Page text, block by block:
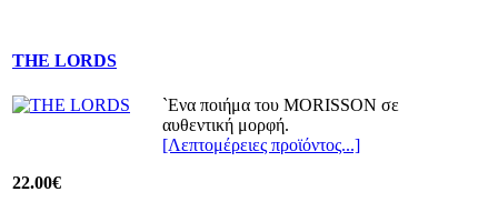
THE LORDS
`Ενα ποιήμα του MORISSON σε
αυθεντική μορφή.
[Λεπτομέρειες προϊόντος...]
22.00€